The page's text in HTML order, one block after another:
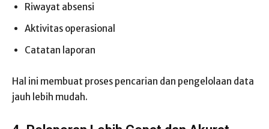
Riwayat absensi
Aktivitas operasional
Catatan laporan
Hal ini membuat proses pencarian dan pengelolaan data
jauh lebih mudah.